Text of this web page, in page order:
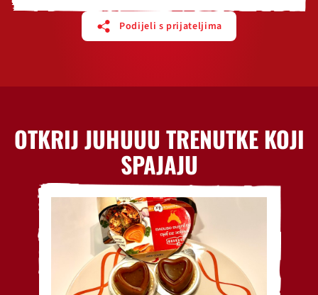
Podijeli s prijateljima
OTKRIJ JUHUUU TRENUTKE KOJI
SPAJAJU